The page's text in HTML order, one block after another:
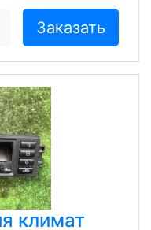
Заказать
климат